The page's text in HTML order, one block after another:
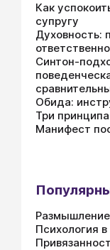
Как
супругу
Духовность:
Синтон-
Обида:
Три
Манифест
Размышление
Психология